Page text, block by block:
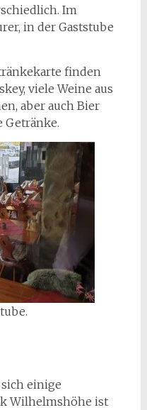
Im
in der Gaststube
finden
viele Weine aus
aber auch Bier
einige
Wilhelmshöhe ist